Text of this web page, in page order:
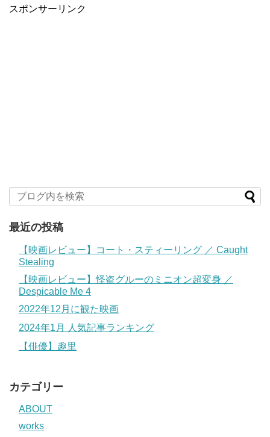
スポンサーリンク
最近の投稿
【映画レビュー】コート・スティーリング ／ Caught
Stealing
【映画レビュー】怪盗グルーのミニオン超変身 ／
Despicable Me 4
2022年12月に観た映画
2024年1月 人気記事ランキング
【俳優】趣里
カテゴリー
ABOUT
works